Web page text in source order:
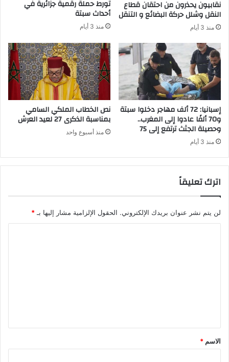
ك
نقابيون يحذرون من احتقان قطاع
النقل وشلل حركة البضائع و التنقل
منذ 3 أيام
تورط حملة رقمية جزائرية في
أحداث سبتة
منذ 3 أيام
إسبانيا: 72 ألف مهاجر دخلوا سبتة
و70 ألفًا عادوا إلى المغرب..
وحصيلة الجثث ترتفع إلى 75
منذ 3 أيام
نص الخطاب الملكي السامي
بمناسبة الذكرى 27 لعيد العرش
منذ أسبوع واحد
اترك تعليقاً
لن يتم نشر عنوان بريدك الإلكتروني. الحقول الإلزامية مشار إليها بـ*
*
الاسم *